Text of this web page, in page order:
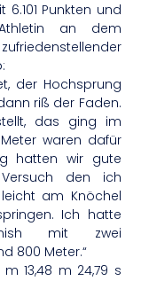
Punkten und
an dem
der Hochsprung
riß der Faden.
das ging im
waren dafür
hatten wir gute
den ich
am Knöchel
Ich hatte
mit zwei
800 Meter.“
m 13,48 m 24,79 s